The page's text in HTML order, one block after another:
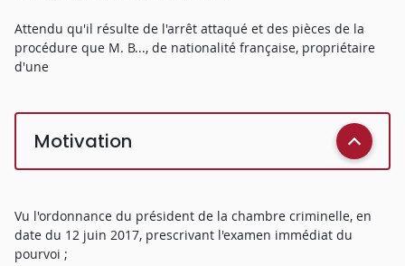
Attendu qu'il résulte de l'arrêt attaqué et des pièces de la
procédure que M. B..., de nationalité française, propriétaire
d'une
Motivation
Vu l'ordonnance du président de la chambre criminelle, en
date du 12 juin 2017, prescrivant l'examen immédiat du
pourvoi ;